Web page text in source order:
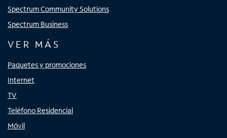
Spectrum Community Solutions
Spectrum Business
VER MÁS
Paquetes y promociones
Internet
TV
Teléfono Residencial
Móvil